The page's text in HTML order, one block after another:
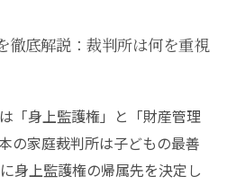
徹底解説：裁判所は何を重視
「身上監護権」と「財産管理
の家庭裁判所は子どもの最善
身上監護権の帰属先を決定し